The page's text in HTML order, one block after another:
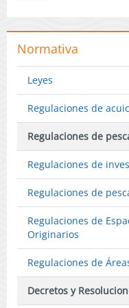
Normativa
Leyes
Regulaciones de
Regulaciones de
Regulaciones de
Regulaciones de
Regulaciones de
Originarios
Regulaciones de
Decretos y